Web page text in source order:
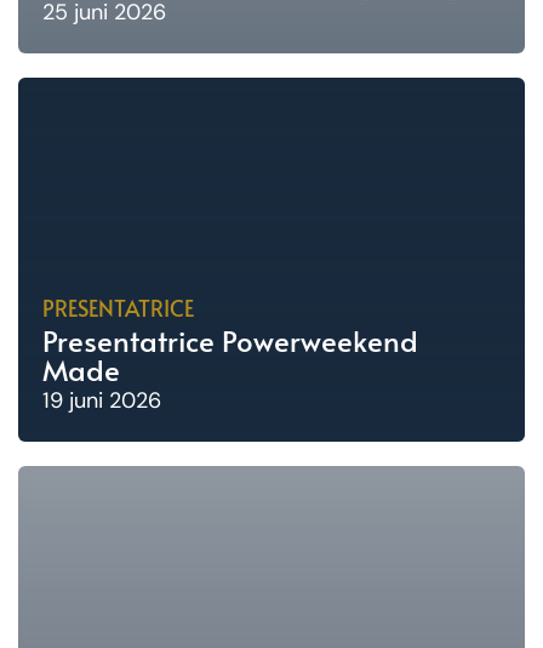
25 juni 2026
PRESENTATRICE
Presentatrice Powerweekend
Made
19 juni 2026